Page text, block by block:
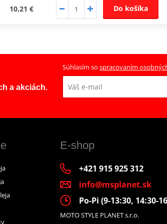
10,21 € Do košíka
a akciách.
Súhlasím so spracovaním
E-shop
+421 915 925 312
info@msplanet.sk
Po-Pi (9-13:30, 14:30-
MOTO STYLE PLANET s.r.o.